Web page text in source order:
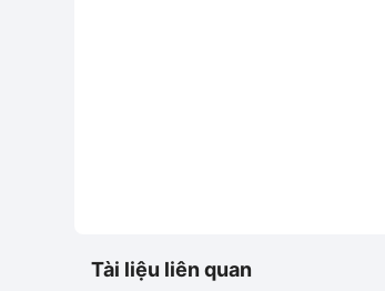
Tài liệu liên quan